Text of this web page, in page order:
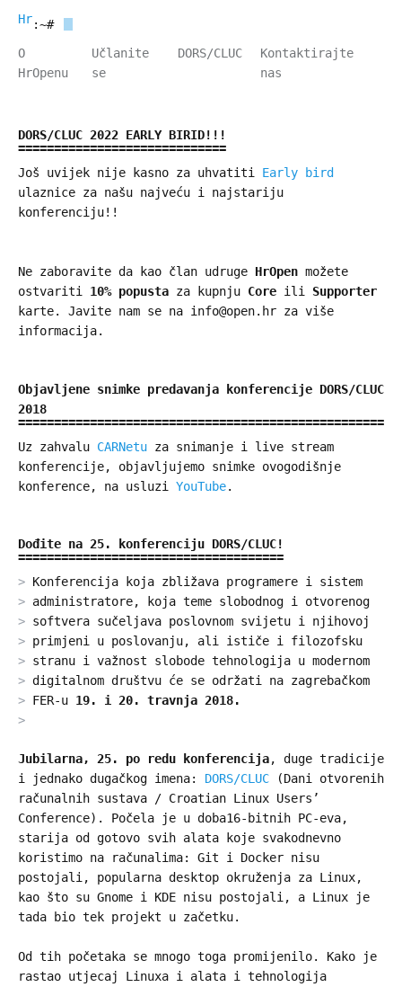
HrOpen
:~#
O
HrOpenu
Učlanite
se
DORS/CLUC
Kontaktirajte
nas
DORS/CLUC 2022 EARLY BIRID!!!
Još uvijek nije kasno za uhvatiti Early bird
ulaznice za našu najveću i najstariju
konferenciju!!
Ne zaboravite da kao član udruge HrOpen možete
ostvariti 10% popusta za kupnju Core ili Supporter
karte. Javite nam se na info@open.hr za više
informacija.
Objavljene snimke predavanja konferencije DORS/CLUC
2018
Uz zahvalu CARNetu za snimanje i live stream
konferencije, objavljujemo snimke ovogodišnje
konference, na usluzi YouTube.
Dođite na 25. konferenciju DORS/CLUC!
Konferencija koja zbližava programere i sistem
administratore, koja teme slobodnog i otvorenog
softvera sučeljava poslovnom svijetu i njihovoj
primjeni u poslovanju, ali ističe i filozofsku
stranu i važnost slobode tehnologija u modernom
digitalnom društvu će se održati na zagrebačkom
FER-u 19. i 20. travnja 2018.
Jubilarna, 25. po redu konferencija, duge tradicije
i jednako dugačkog imena: DORS/CLUC (Dani otvorenih
računalnih sustava / Croatian Linux Users’
Conference). Počela je u doba16-bitnih PC-eva,
starija od gotovo svih alata koje svakodnevno
koristimo na računalima: Git i Docker nisu
postojali, popularna desktop okruženja za Linux,
kao što su Gnome i KDE nisu postojali, a Linux je
tada bio tek projekt u začetku.
Od tih početaka se mnogo toga promijenilo. Kako je
rastao utjecaj Linuxa i alata i tehnologija